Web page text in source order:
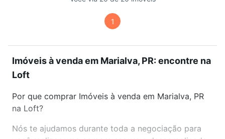
1
Imóveis à venda em Marialva, PR: encontre na
Loft
Por que comprar Imóveis à venda em Marialva, PR
na Loft?
Nós te ajudamos durante toda a negociação para